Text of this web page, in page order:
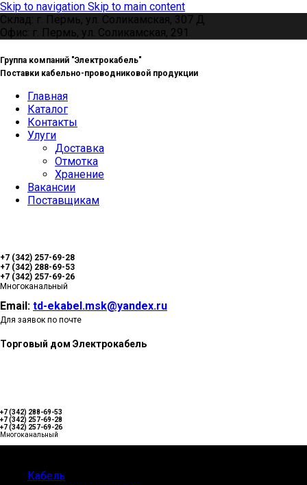
Skip to navigation Skip to main content
Склад: г. Пермь, ул. Соликамская, 307 Д
Офис: г. Пермь, ул. Соликамская, 291
Группа компаний "Электрокабель"
Поставки кабельно-проводниковой продукции
Главная
Каталог
Контакты
Улуги
Доставка
Отмотка
Хранение
Вакансии
Поставщикам
+7 (342) 257-69-28
+7 (342) 288-69-53
+7 (342) 257-69-26
Многоканальный
Email: td-ekabel.msk@yandex.ru
Для заявок по почте
Торговый дом Электрокабель
+7 (342) 288-69-53
+7 (342) 257-69-28
+7 (342) 257-69-26
Многоканальный
Кабель